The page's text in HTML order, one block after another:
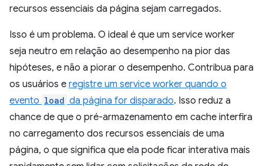
recursos essenciais da página sejam carregados.
Isso é um problema. O ideal é que um service worker
seja neutro em relação ao desempenho na pior das
hipóteses, e não a piorar o desempenho. Contribua para
os usuários e registre um service worker quando o
evento load da página for disparado. Isso reduz a
chance de que o pré-armazenamento em cache interfira
no carregamento dos recursos essenciais de uma
página, o que significa que ela pode ficar interativa mais